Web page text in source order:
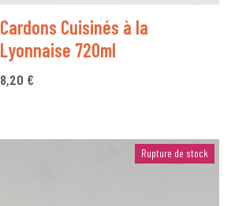
Cardons Cuisinés à la
Lyonnaise 720ml
8,20 €
Rupture de stock